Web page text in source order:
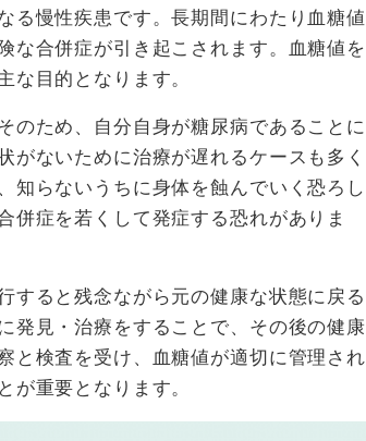
る慢性疾患です。長期間にわたり血糖値
な合併症が引き起こされます。血糖値を
な目的となります。
のため、自分自身が糖尿病であることに
ないために治療が遅れるケースも多く
知らないうちに身体を蝕んでいく恐ろし
併症を若くして発症する恐れがありま
すると残念ながら元の健康な状態に戻る
発見・治療をすることで、その後の健康
と検査を受け、血糖値が適切に管理され
が重要となります。